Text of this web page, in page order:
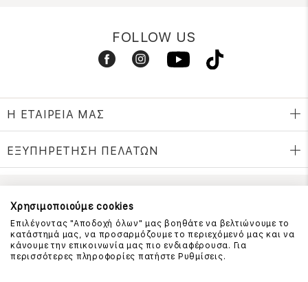
FOLLOW US
Η ΕΤΑΙΡΕΙΑ ΜΑΣ
ΕΞΥΠΗΡΕΤΗΣΗ ΠΕΛΑΤΩΝ
ΕΠΙΚΟΙΝΩΝΗΣΤΕ ΜΑΖΙ ΜΑΣ
210 999 4510
(Χρεώση μια αστική μονάδα από σταθερό)
Χρησιμοποιούμε cookies
Επιλέγοντας "Αποδοχή όλων" μας βοηθάτε να βελτιώνουμε το
κατάστημά μας, να προσαρμόζουμε το περιεχόμενό μας και να
κάνουμε την επικοινωνία μας πιο ενδιαφέρουσα. Για
περισσότερες πληροφορίες πατήστε Ρυθμίσεις.